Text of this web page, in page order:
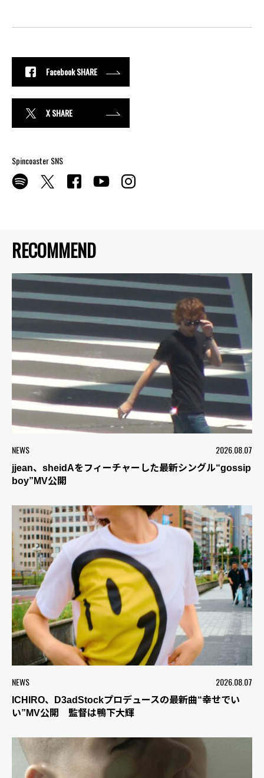
RECOMMEND
NEWS 2026.08.07
jjean、sheidAをフィーチャーした最新シングル“gossip
boy”MV公開
NEWS 2026.08.07
ICHIRO、D3adStockプロデュースの最新曲“幸せでい
い”MV公開 監督は鴨下大輝
Facebook SHARE
X SHARE
Spincoaster SNS